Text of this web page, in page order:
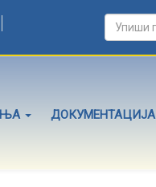
ДОКУМЕНТАЦИЈА